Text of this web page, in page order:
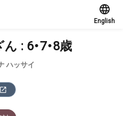
English
: 6・7・8歳
ハッサイ